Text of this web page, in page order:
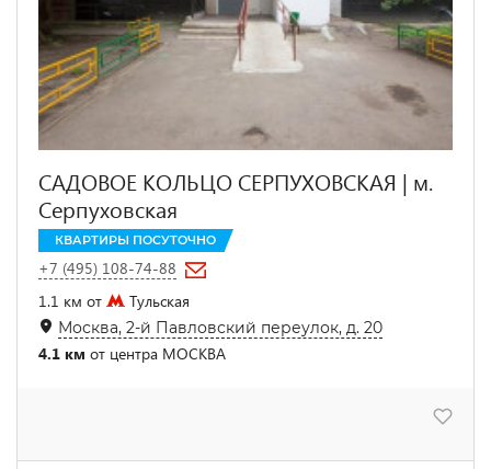
САДОВОЕ КОЛЬЦО СЕРПУХОВСКАЯ | м.
Серпуховская
КВАРТИРЫ ПОСУТОЧНО
+7 (495) 108-74-88
1.1 км от
Тульская
Москва, 2-й Павловский переулок, д. 20
4.1 км от центра МОСКВА